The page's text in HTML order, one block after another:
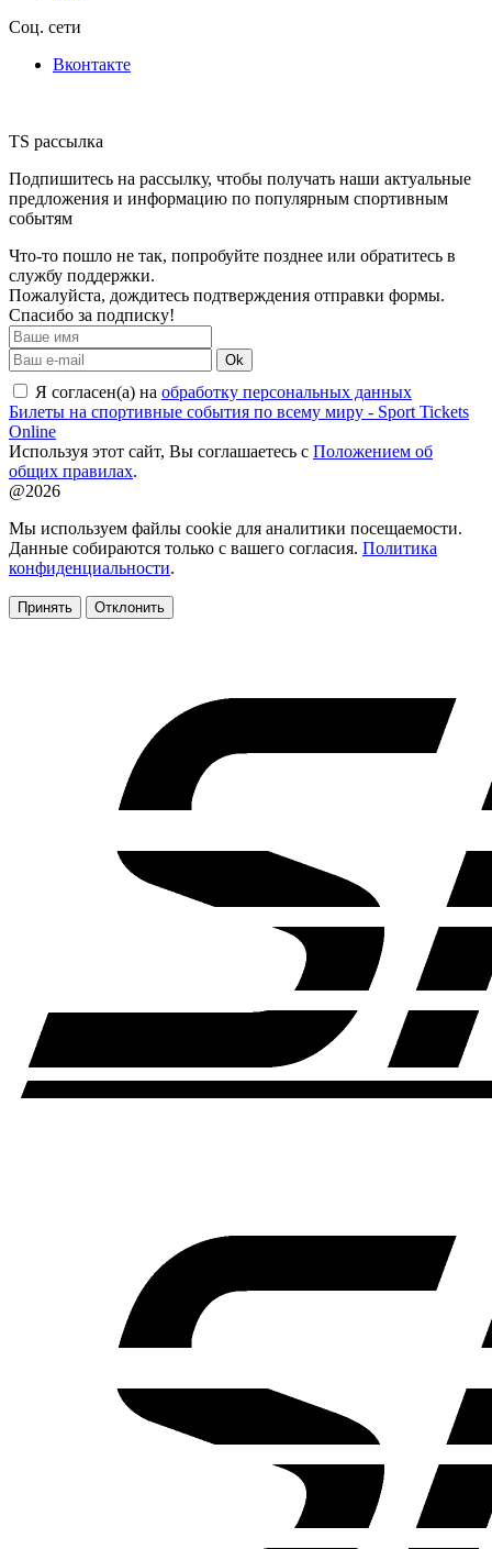
Соц. сети
Вконтакте
TS рассылка
Подпишитесь на рассылку, чтобы получать наши актуальные
предложения и информацию по популярным спортивным
событям
Что-то пошло не так, попробуйте позднее или обратитесь в
службу поддержки.
Пожалуйста, дождитесь подтверждения отправки формы.
Спасибо за подписку!
Ok
Я согласен(а) на обработку персональных данных
Билеты на спортивные события по всему миру - Sport Tickets
Online
Используя этот сайт, Вы соглашаетесь с Положением об
общих правилах.
@2026
Мы используем файлы cookie для аналитики посещаемости.
Данные собираются только с вашего согласия. Политика
конфиденциальности.
Принять Отклонить